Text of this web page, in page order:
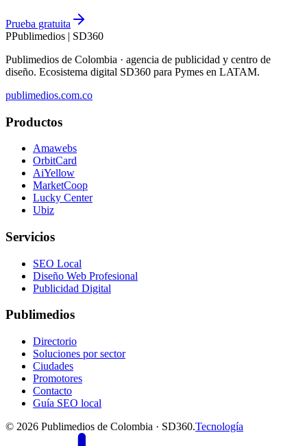
Prueba gratuita
PPublimedios | SD360
Publimedios de Colombia · agencia de publicidad y centro de
diseño. Ecosistema digital SD360 para Pymes en LATAM.
publimedios.com.co
Productos
Amawebs
OrbitCard
AiYellow
MarketCoop
Lucky Center
Ubiz
Servicios
SEO Local
Diseño Web Profesional
Publicidad Digital
Publimedios
Directorio
Soluciones por sector
Ciudades
Promotores
Contacto
Guía SEO local
© 2026 Publimedios de Colombia · SD360.Tecnología